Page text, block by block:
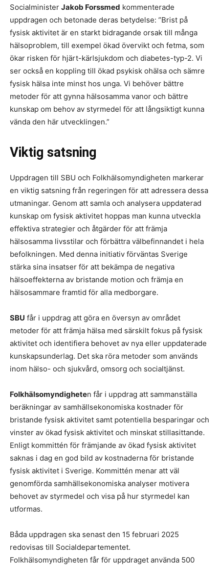
Socialminister Jakob Forssmed kommenterade
uppdragen och betonade deras betydelse: ”Brist på
fysisk aktivitet är en starkt bidragande orsak till många
hälsoproblem, till exempel ökad övervikt och fetma, som
ökar risken för hjärt-kärlsjukdom och diabetes-typ-2. Vi
ser också en koppling till ökad psykisk ohälsa och sämre
fysisk hälsa inte minst hos unga. Vi behöver bättre
metoder för att gynna hälsosamma vanor och bättre
kunskap om behov av styrmedel för att långsiktigt kunna
vända den här utvecklingen.”
Viktig satsning
Uppdragen till SBU och Folkhälsomyndigheten markerar
en viktig satsning från regeringen för att adressera dessa
utmaningar. Genom att samla och analysera uppdaterad
kunskap om fysisk aktivitet hoppas man kunna utveckla
effektiva strategier och åtgärder för att främja
hälsosamma livsstilar och förbättra välbefinnandet i hela
befolkningen. Med denna initiativ förväntas Sverige
stärka sina insatser för att bekämpa de negativa
hälsoeffekterna av bristande motion och främja en
hälsosammare framtid för alla medborgare.
SBU får i uppdrag att göra en översyn av området
metoder för att främja hälsa med särskilt fokus på fysisk
aktivitet och identifiera behovet av nya eller uppdaterade
kunskapsunderlag. Det ska röra metoder som används
inom hälso- och sjukvård, omsorg och socialtjänst.
Folkhälsomyndigheten får i uppdrag att sammanställa
beräkningar av samhällsekonomiska kostnader för
bristande fysisk aktivitet samt potentiella besparingar och
vinster av ökad fysisk aktivitet och minskat stillasittande.
Enligt kommittén för främjande av ökad fysisk aktivitet
saknas i dag en god bild av kostnaderna för bristande
fysisk aktivitet i Sverige. Kommittén menar att väl
genomförda samhällsekonomiska analyser motivera
behovet av styrmedel och visa på hur styrmedel kan
utformas.
Båda uppdragen ska senast den 15 februari 2025
redovisas till Socialdepartementet.
Folkhälsomyndigheten får för uppdraget använda 500